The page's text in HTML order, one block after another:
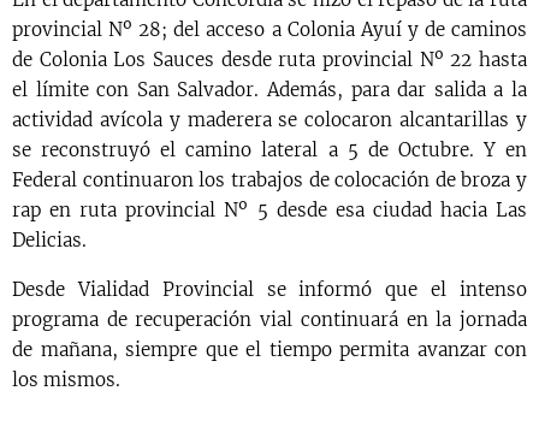
provincial Nº 28; del acceso a Colonia Ayuí y de caminos
de Colonia Los Sauces desde ruta provincial Nº 22 hasta
el límite con San Salvador. Además, para dar salida a la
actividad avícola y maderera se colocaron alcantarillas y
se reconstruyó el camino lateral a 5 de Octubre. Y en
Federal continuaron los trabajos de colocación de broza y
rap en ruta provincial Nº 5 desde esa ciudad hacia Las
Delicias.
Desde Vialidad Provincial se informó que el intenso
programa de recuperación vial continuará en la jornada
de mañana, siempre que el tiempo permita avanzar con
los mismos.